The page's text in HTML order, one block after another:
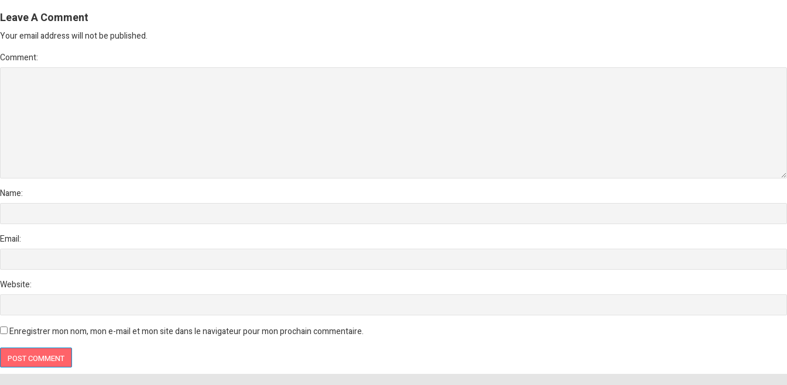
Leave A Comment
Your email address will not be published.
Comment:
Name:
Email:
Website:
Enregistrer mon nom, mon e-mail et mon site dans le navigateur pour mon prochain commentaire.